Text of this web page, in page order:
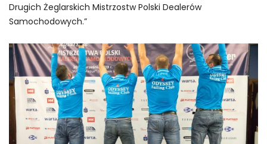
Drugich Żeglarskich Mistrzostw Polski Dealerów
Samochodowych.”